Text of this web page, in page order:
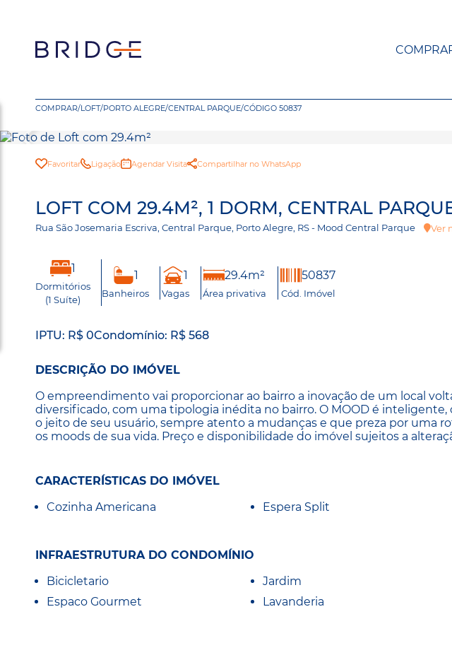
COMPRAR/LOFT/PORTO ALEGRE/CENTRAL PARQUE/CÓDIGO 50837
Favoritar Ligação Agendar Visita Compartilhar no WhatsApp
LOFT COM 29.4M², 1 DORM, CENTRAL
Rua São Josemaria Escriva, Central Parque, Porto Alegre, RS - Mood Central Parque Ver
1
Dormitórios
(1 Suíte)
1
Banheiros
1
Vagas
29.4m²
Área privativa
50837
Cód. Imóvel
IPTU: R$ 0Condomínio: R$ 568
DESCRIÇÃO DO IMÓVEL
O empreendimento vai proporcionar ao bairro a inovação de um local
diversificado, com uma tipologia inédita no bairro. O MOOD é
o jeito de seu usuário, sempre atento a mudanças e que preza por uma
os moods de sua vida. Preço e disponibilidade do imóvel sujeitos a
CARACTERÍSTICAS DO IMÓVEL
Cozinha Americana
Espera Split
INFRAESTRUTURA DO CONDOMÍNIO
Bicicletario
Espaco Gourmet
Jardim
Lavanderia